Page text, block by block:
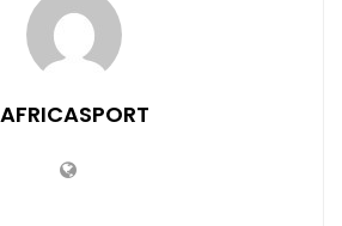
AFRICASPORT